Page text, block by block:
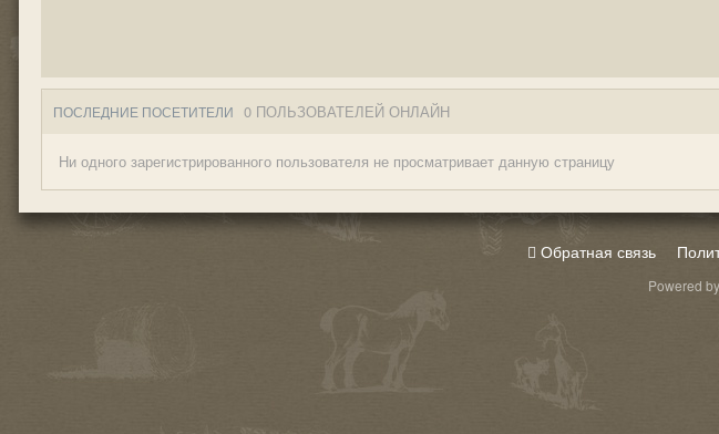
ПОСЛЕДНИЕ ПОСЕТИТЕЛИ 0 ПОЛЬЗОВАТЕЛЕЙ ОНЛАЙН
Ни одного зарегистрированного пользователя не просматривает данную страницу
Обратная связь
Powered